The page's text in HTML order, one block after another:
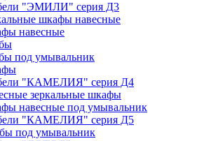
"ЭМИЛИ" серия Д3
шкафы навесные
навесные
под умывальник
"КАМЕЛИЯ" серия Д4
зеркальные шкафы
навесные под умывальник
"КАМЕЛИЯ" серия Д5
под yмывальник